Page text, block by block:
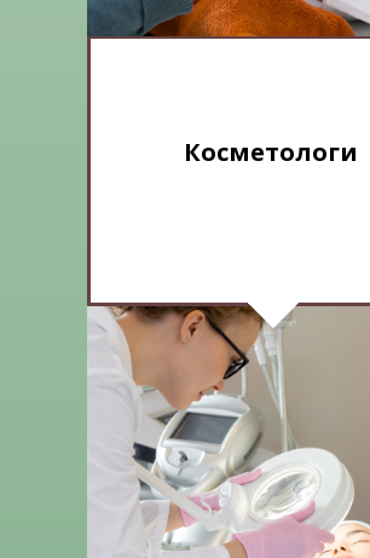
Косметологи